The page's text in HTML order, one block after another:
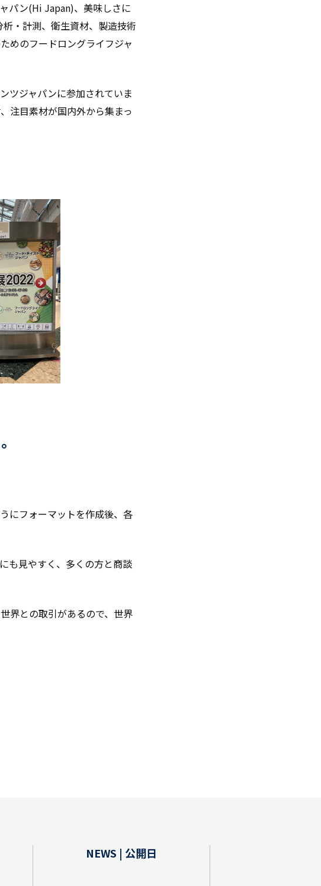
パン(Hi Japan)、美味しさに
・計測、衛生資材、製造技術
めのフードロングライフジャ
ツジャパンに参加されていま
注目素材が国内外から集まっ
にフォーマットを作成後、各
も見やすく、多くの方と商談
界との取引があるので、世界
NEWS | 公開日